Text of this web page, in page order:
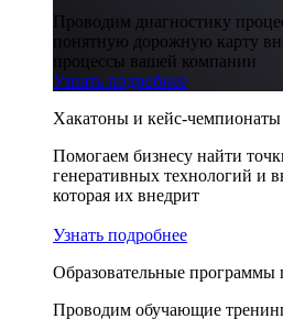
Проводим диагностику
понятную дорожную карту
процессы вашей компании
Узнать подробнее
Хакатоны и кейс-
Помогаем бизнесу найти
генеративных технологий и
которая их внедрит
Узнать подробнее
Образовательные
Проводим обучающие